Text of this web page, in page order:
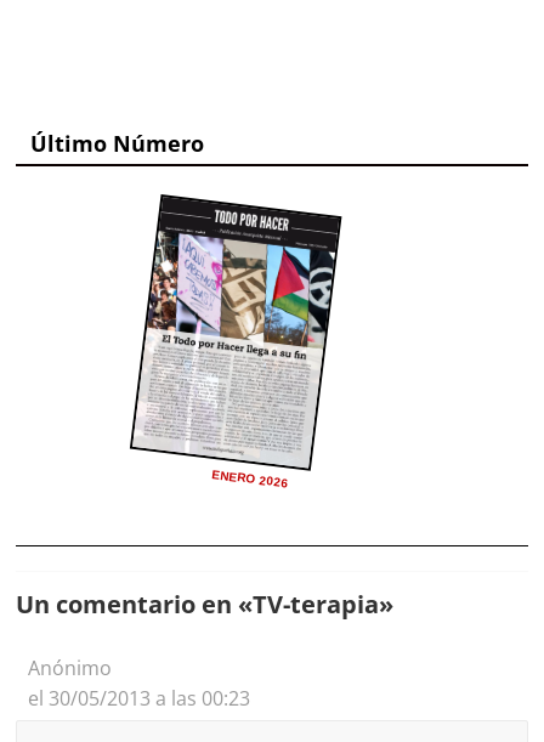
Último Número
ENERO 2026
Un comentario en «TV-terapia»
Anónimo
el 30/05/2013 a las 00:23